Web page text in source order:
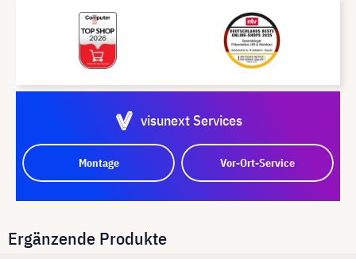
visunext Services
Montage Vor-Ort-Service
Ergänzende Produkte